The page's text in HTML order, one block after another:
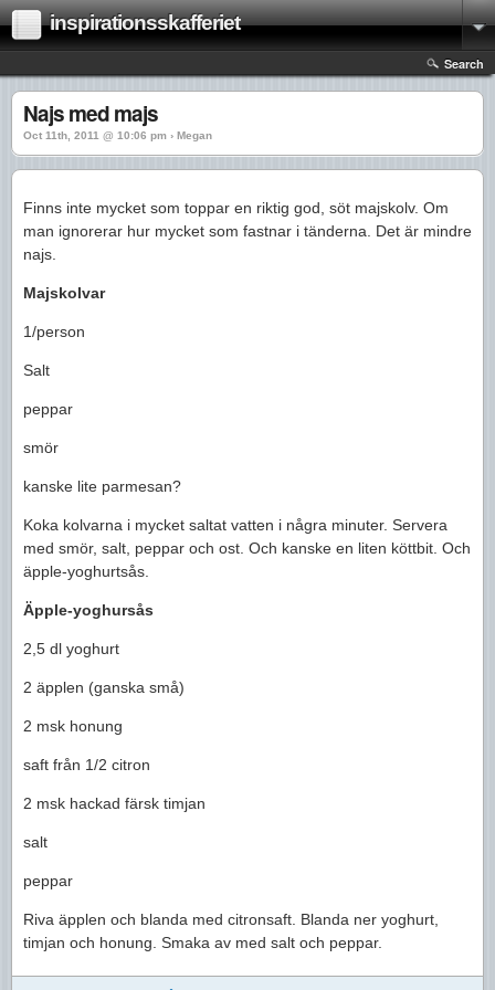
inspirationsskafferiet
Search
Najs med majs
Oct 11th, 2011 @ 10:06 pm › Megan
Finns inte mycket som toppar en riktig god, söt majskolv. Om
man ignorerar hur mycket som fastnar i tänderna. Det är mindre
najs.
Majskolvar
1/person
Salt
peppar
smör
kanske lite parmesan?
Koka kolvarna i mycket saltat vatten i några minuter. Servera
med smör, salt, peppar och ost. Och kanske en liten köttbit. Och
äpple-yoghurtsås.
Äpple-yoghursås
2,5 dl yoghurt
2 äpplen (ganska små)
2 msk honung
saft från 1/2 citron
2 msk hackad färsk timjan
salt
peppar
Riva äpplen och blanda med citronsaft. Blanda ner yoghurt,
timjan och honung. Smaka av med salt och peppar.